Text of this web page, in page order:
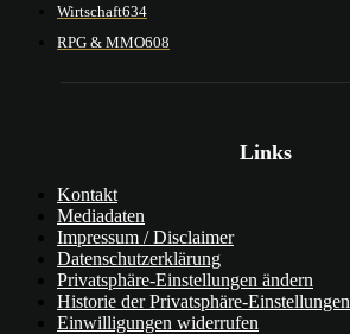
Wirtschaft634
RPG & MMO608
Links
Kontakt
Mediadaten
Impressum / Disclaimer
Datenschutzerklärung
Privatsphäre-Einstellungen ändern
Historie der Privatsphäre-Einstellungen
Einwilligungen widerrufen